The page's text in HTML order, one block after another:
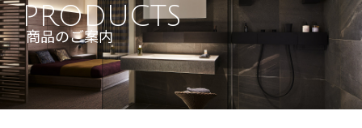
PRODUCTS
商品のご案内